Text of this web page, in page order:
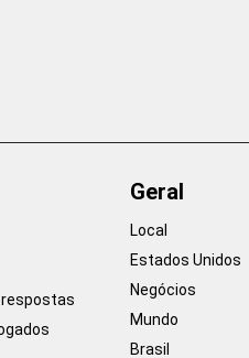
respostas
Geral
Local
Estados Unidos
Negócios
Mundo
Brasil